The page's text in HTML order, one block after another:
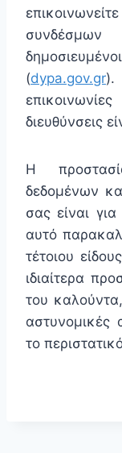
συνδέσμων
(dypa.gov.gr
διευθύνσεις
Η
δεδομένων
σας είναι
αυτό
τέτοιου
ιδιαίτερα
του
αστυνομικές
το